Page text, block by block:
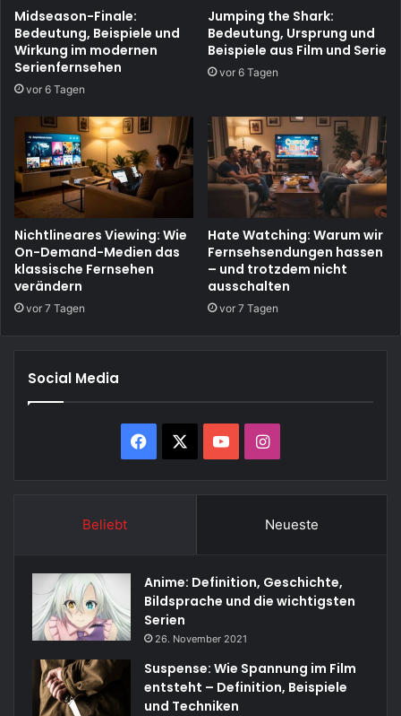
Midseason-Finale:
Bedeutung, Beispiele und
Wirkung im modernen
Serienfernsehen
vor 6 Tagen
Jumping the Shark:
Bedeutung, Ursprung und
Beispiele aus Film und Serie
vor 6 Tagen
Nichtlineares Viewing: Wie
On-Demand-Medien das
klassische Fernsehen
verändern
vor 7 Tagen
Hate Watching: Warum wir
Fernsehsendungen hassen
– und trotzdem nicht
ausschalten
vor 7 Tagen
Social Media
Facebook YouTubeInstagram
Beliebt Neueste
Anime: Definition, Geschichte,
Bildsprache und die wichtigsten
Serien
26. November 2021
Suspense: Wie Spannung im Film
entsteht – Definition, Beispiele
und Techniken